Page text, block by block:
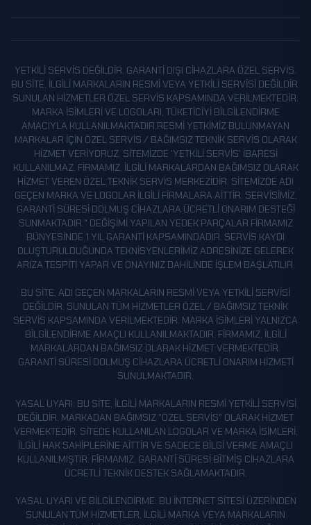
YETKILI SERVIS DEĞILDIR. GARANTI DIŞI CIHAZLARA ÖZEL SERVIS.
BU SITE, ILGILI MARKALARIN RESMI VEYA YETKILI SERVISI DEĞILDIR.
SUNULAN HIZMETLER ÖZEL SERVIS KAPSAMINDA VERILMEKTEDIR.
MARKA ISIMLERI VE LOGOLARI, TÜKETICIYI BILGILENDIRME
AMACIYLA KULLANILMAKTADIR.RESMI YETKIMIZ BULUNMAYAN
MARKALAR IÇIN ÖZEL SERVIS / BAĞIMSIZ TEKNIK SERVIS OLARAK
HIZMET VERIYORUZ. SITEMIZDE 'YETKILI SERVIS' IBARESI
KULLANILMAZ. FIRMAMIZ, ILGILI MARKALARDAN BAĞIMSIZ OLARAK
HIZMET VEREN ÖZEL TEKNIK SERVIS MERKEZIDIR. SITEMIZDE ADI
GEÇEN MARKA VE LOGOLAR ILGILI FIRMALARA AITTIR. SERVISIMIZ,
GARANTI SÜRESI DOLMUŞ CIHAZLARA ÜCRETLI ONARIM DESTEĞI
SUNMAKTADIR." DEĞIŞIMI YAPILAN YEDEK PARÇALAR FIRMAMIZ
BÜNYESINDE 1 YIL GARANTI KAPSAMINDADIR. SERVIS KAYDI
OLUŞTURULDUĞUNDA TEKNISYENLERIMIZ ADRESINIZE GELEREK
ARIZA TESPITI YAPAR VE ONAYINIZ DAHILINDE IŞLEM BAŞLATILIR.
BU SITE, ADI GEÇEN MARKALARIN RESMI VEYA YETKILI SERVISI
DEĞILDIR. SUNULAN TÜM HIZMETLER ÖZEL / BAĞIMSIZ TEKNIK
SERVIS KAPSAMINDA VERILMEKTEDIR. MARKA ISIMLERI YALNIZCA
BILGILENDIRME AMAÇLI KULLANILMAKTADIR. FIRMAMIZ, ILGILI
MARKALARDAN BAĞIMSIZ OLARAK HIZMET VERMEKTEDIR.
GARANTI SÜRESI DOLMUŞ CIHAZLARA ÜCRETLI ONARIM HIZMETI
SUNULMAKTADIR.
YASAL UYARI: BU SITE, ILGILI MARKALARIN RESMI YETKILI SERVISI
DEĞILDIR. MARKADAN BAĞIMSIZ "ÖZEL SERVIS" OLARAK HIZMET
VERMEKTEDIR. SITEDE KULLANILAN LOGOLAR VE MARKA ISIMLERI,
ILGILI HAK SAHIPLERINE AITTIR VE SADECE BILGI VERME AMAÇLI
KULLANILMIŞTIR. FIRMAMIZ, GARANTI SÜRESI BITMIŞ CIHAZLARA
ÜCRETLI TEKNIK DESTEK SAĞLAMAKTADIR.
YASAL UYARI VE BILGILENDIRME: BU INTERNET SITESI ÜZERINDEN
SUNULAN TÜM HIZMETLER, ILGILI MARKA VEYA MARKALARIN